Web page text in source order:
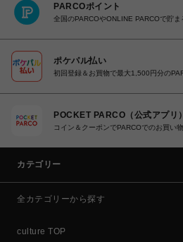
PARCOポイント
全国のPARCOやONLINE PARCOで貯ま
ポケパル払い
初回登録＆お買物で最大1,500円分の
POCKET PARCO（公式アプリ）
コイン＆クーポンでPARCOでのお買い
カテゴリー
全カテゴリーから探す
culture TOP